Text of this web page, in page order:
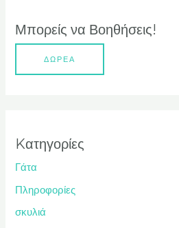
Μπορείς να Βοηθήσεις!
ΔΩΡΕΑ
Kατηγορίες
Γάτα
Πληροφορίες
σκυλιά